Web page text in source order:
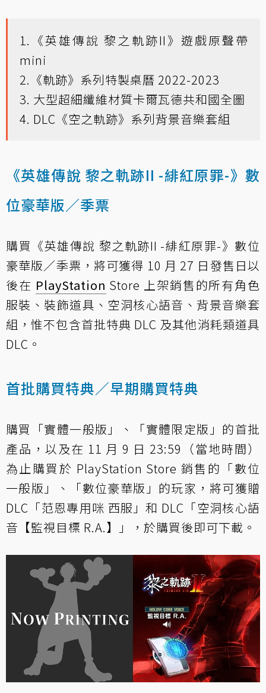
1.《英雄傳說 黎之軌跡II》遊戲原聲帶
mini
2.《軌跡》系列特製桌曆 2022-2023
3. 大型超細纖維材質卡爾瓦德共和國全圖
4. DLC《空之軌跡》系列背景音樂套組
《英雄傳說 黎之軌跡II -緋紅原罪-》數
位豪華版／季票
購買《英雄傳說 黎之軌跡II -緋紅原罪-》數位
豪華版／季票，將可獲得 10 月 27 日發售日以
後在 PlayStation Store 上架銷售的所有角色
服裝、裝飾道具、空洞核心語音、背景音樂套
組，惟不包含首批特典 DLC 及其他消耗類道具
DLC。
首批購買特典／早期購買特典
購買「實體一般版」、「實體限定版」的首批
產品，以及在 11 月 9 日 23:59（當地時間）
為止購買於 PlayStation Store 銷售的「數位
一般版」、「數位豪華版」的玩家，將可獲贈
DLC「范恩專用咪 西服」和 DLC「空洞核心語
音【監視目標 R.A.】」，於購買後即可下載。